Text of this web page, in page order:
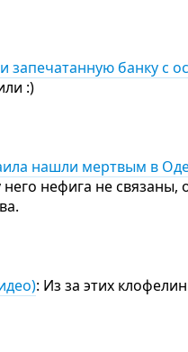
банку с
:)
нашли мертвым в
нефига не связаны,
: Из за этих